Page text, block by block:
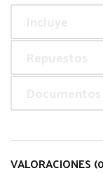
VALORACIONES